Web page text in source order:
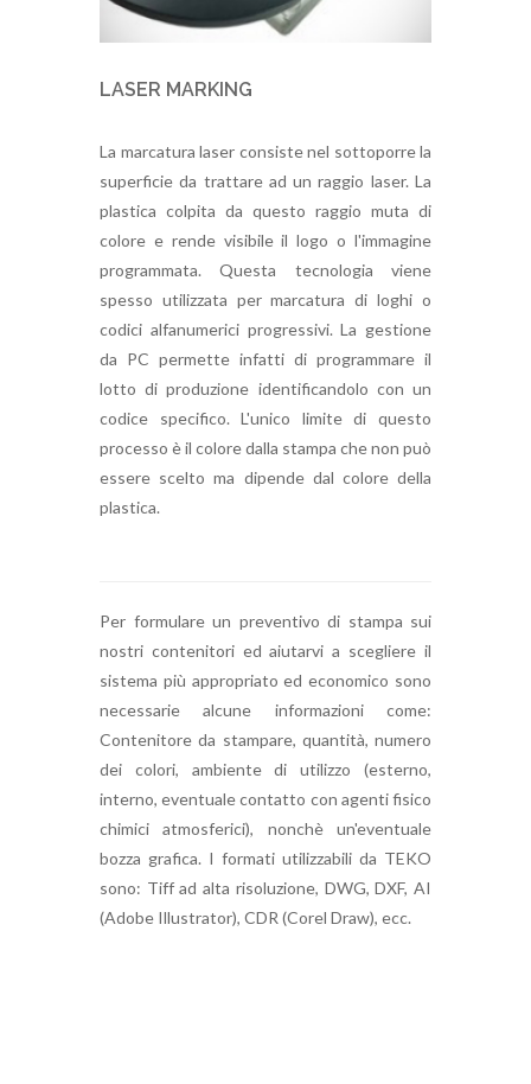
LASER MARKING
La marcatura laser consiste nel sottoporre la
superficie da trattare ad un raggio laser. La
plastica colpita da questo raggio muta di
colore e rende visibile il logo o l'immagine
programmata. Questa tecnologia viene
spesso utilizzata per marcatura di loghi o
codici alfanumerici progressivi. La gestione
da PC permette infatti di programmare il
lotto di produzione identificandolo con un
codice specifico. L'unico limite di questo
processo è il colore dalla stampa che non può
essere scelto ma dipende dal colore della
plastica.
Per formulare un preventivo di stampa sui
nostri contenitori ed aiutarvi a scegliere il
sistema più appropriato ed economico sono
necessarie alcune informazioni come:
Contenitore da stampare, quantità, numero
dei colori, ambiente di utilizzo (esterno,
interno, eventuale contatto con agenti fisico
chimici atmosferici), nonchè un'eventuale
bozza grafica. I formati utilizzabili da TEKO
sono: Tiff ad alta risoluzione, DWG, DXF, AI
(Adobe Illustrator), CDR (Corel Draw), ecc.